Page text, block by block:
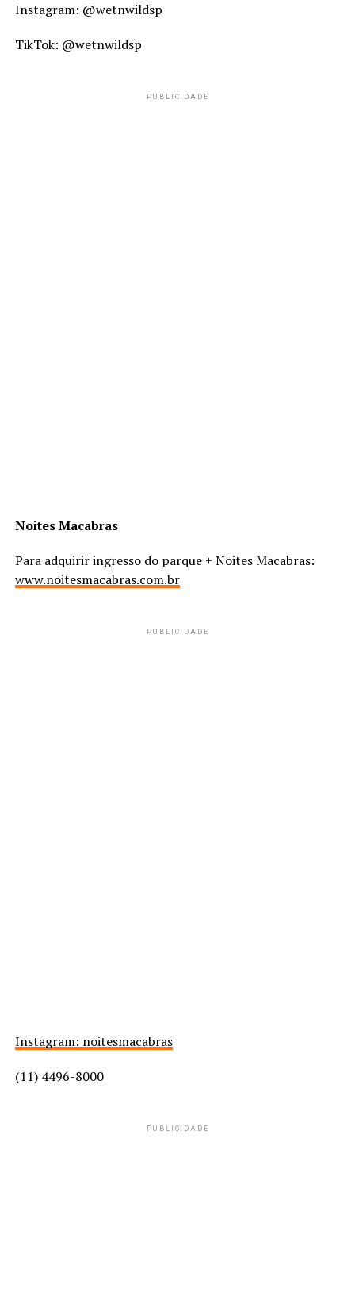
Instagram: @wetnwildsp
TikTok: @wetnwildsp
PUBLICIDADE
Noites Macabras
Para adquirir ingresso do parque + Noites Macabras:
www.noitesmacabras.com.br
PUBLICIDADE
Instagram: noitesmacabras
(11) 4496-8000
PUBLICIDADE